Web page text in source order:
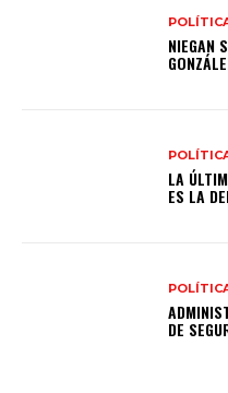
NIEGAN
LA
ES LA
DE